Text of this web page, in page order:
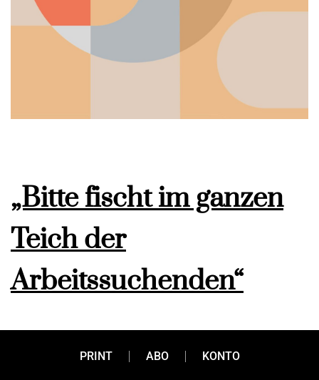
„Bitte fischt im ganzen
Teich der
Arbeitssuchenden“
Situation gab‘s noch nie“, sagt AMS-Oberösterreich-
PRINT ABO KONTO